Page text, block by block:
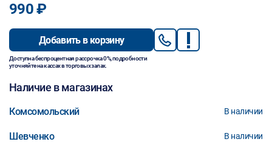
990 ₽
Добавить в корзину
Доступна беспроцентная рассрочка 0%, подробности
уточняйте на кассах в торговых залах.
Наличие в магазинах
Комсомольский В наличии
Шевченко В наличии